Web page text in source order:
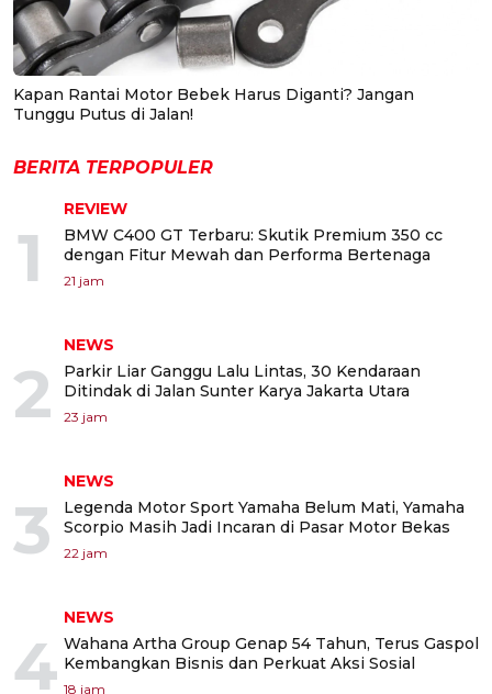
Kapan Rantai Motor Bebek Harus Diganti? Jangan
Tunggu Putus di Jalan!
BERITA TERPOPULER
1
REVIEW
BMW C400 GT Terbaru: Skutik Premium 350 cc
dengan Fitur Mewah dan Performa Bertenaga
21 jam
2
NEWS
Parkir Liar Ganggu Lalu Lintas, 30 Kendaraan
Ditindak di Jalan Sunter Karya Jakarta Utara
23 jam
3
NEWS
Legenda Motor Sport Yamaha Belum Mati, Yamaha
Scorpio Masih Jadi Incaran di Pasar Motor Bekas
22 jam
4
NEWS
Wahana Artha Group Genap 54 Tahun, Terus Gaspol
Kembangkan Bisnis dan Perkuat Aksi Sosial
18 jam